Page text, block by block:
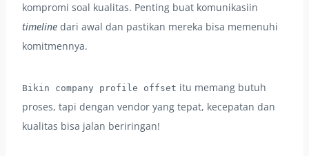
kompromi soal kualitas. Penting buat komunikasiin
timeline dari awal dan pastikan mereka bisa memenuhi
komitmennya.
Bikin company profile offset itu memang butuh
proses, tapi dengan vendor yang tepat, kecepatan dan
kualitas bisa jalan beriringan!